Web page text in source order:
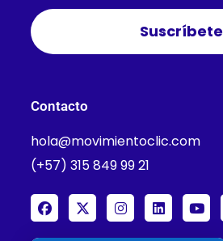
Suscríbete
Contacto
hola@movimientoclic.com
(+57) 315 849 99 21